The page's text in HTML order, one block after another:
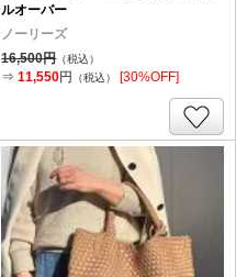
ルオーバー
ノーリーズ
16,500円（税込）
⇒11,550円 （税込） [30%OFF]